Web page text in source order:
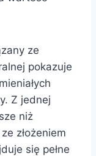
ze
pokazuje
Z jednej
niż
złożeniem
się pełne